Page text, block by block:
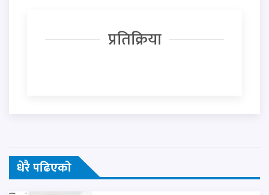
प्रतिक्रिया
धेरै पढिएको